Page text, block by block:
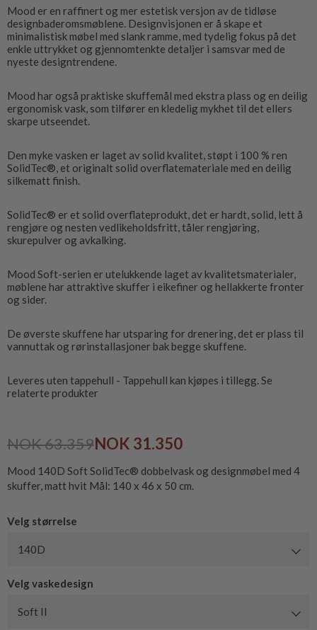
Mood er en raffinert og mer estetisk versjon av de tidløse
designbaderomsmøblene. Designvisjonen er å skape et
minimalistisk møbel med slank ramme, med tydelig fokus på det
enkle uttrykket og gjennomtenkte detaljer i samsvar med de
nyeste designtrendene.
Mood har også praktiske skuffemål med ekstra plass og en deilig
ergonomisk vask, som tilfører en kledelig mykhet til det ellers
skarpe utseendet.
Den myke vasken er laget av solid kvalitet, støpt i 100 % ren
SolidTec®, et originalt solid overflatemateriale med en deilig
silkematt finish.
SolidTec® er et solid overflateprodukt, det er hardt, solid, lett å
rengjøre og nesten vedlikeholdsfritt, tåler rengjøring,
skurepulver og avkalking.
Mood Soft-serien er utelukkende laget av kvalitetsmaterialer,
møblene har attraktive skuffer i eikefiner og hellakkerte fronter
og sider.
De øverste skuffene har utsparing for drenering, det er plass til
vannuttak og rørinstallasjoner bak begge skuffene.
Leveres uten tappehull - Tappehull kan kjøpes i tillegg. Se
relaterte produkter
NOK 63.359NOK 31.350
Mood 140D Soft SolidTec® dobbelvask og designmøbel med 4
skuffer, matt hvit Mål: 140 x 46 x 50 cm.
Velg størrelse
140D
Velg vaskedesign
Soft II